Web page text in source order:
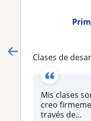
Clases de desarrollo, modelamiento
Mis clases
creo firmemente en
través de...